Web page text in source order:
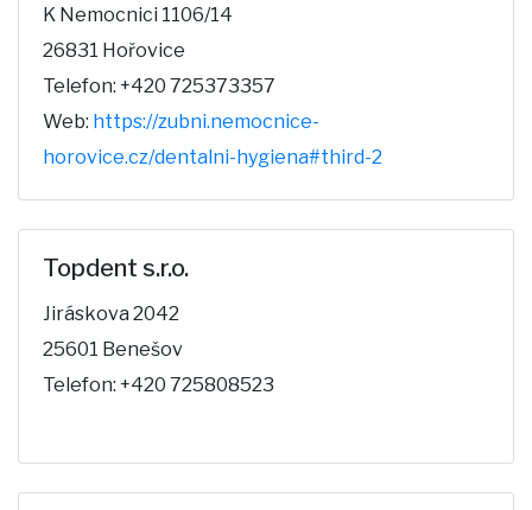
K Nemocnici 1106/14
26831 Hořovice
Telefon: +420 725373357
Web: https://zubni.nemocnice-
horovice.cz/dentalni-hygiena#third-2
Topdent s.r.o.
Jiráskova 2042
25601 Benešov
Telefon: +420 725808523